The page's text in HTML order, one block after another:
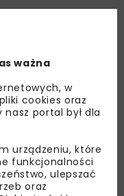
ważna
w
cookies oraz
portal był dla
urządzeniu, które
funkcjonalności
ulepszać
oraz